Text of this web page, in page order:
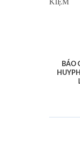
BÁO